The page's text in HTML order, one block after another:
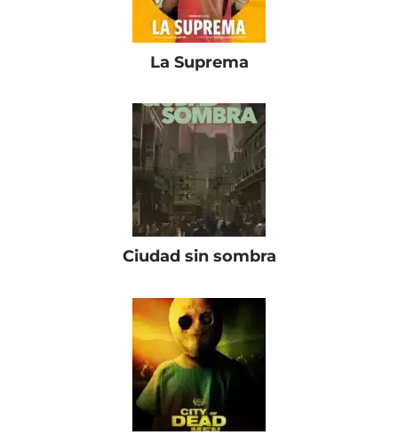
La Suprema
Ciudad sin sombra